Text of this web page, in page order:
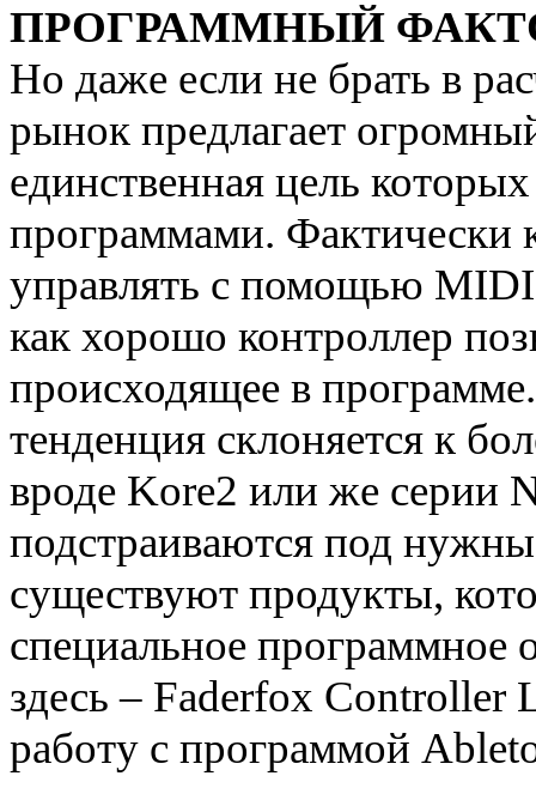
ПРОГРАММНЫЙ
Но даже если не брать в
рынок предлагает
единственная цель
программами. Фактически
управлять с помощью
как хорошо контроллер
происходящее в
тенденция склоняется к
вроде Kore2 или же серии
подстраиваются под
существуют продукты,
специальное
здесь – Faderfox Controller
работу с программой